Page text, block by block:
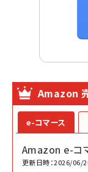
Amazon
e-コマース
Amazon e-コ
更新日時：2026/06/